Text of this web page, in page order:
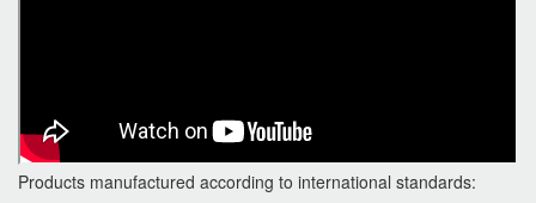
Products manufactured according to international standards: